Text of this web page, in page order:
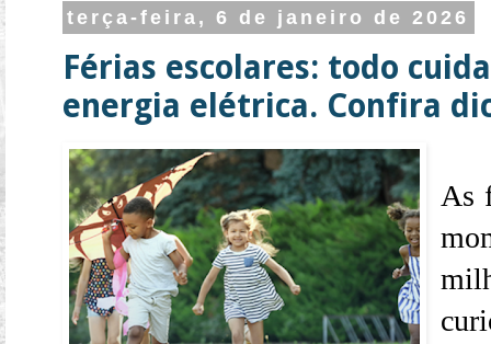
terça-feira, 6 de janeiro de 2026
Férias escolares: todo
energia elétrica. Confira
As